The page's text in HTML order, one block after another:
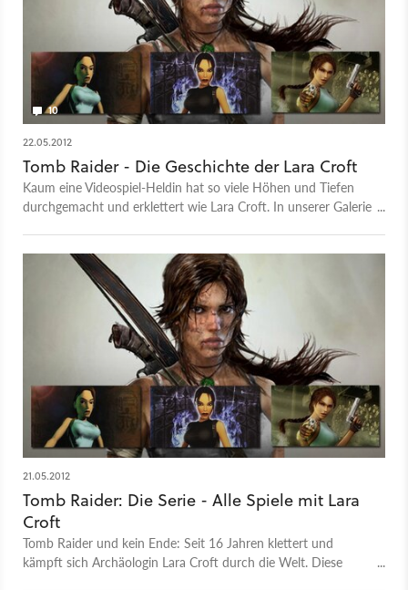
10
22.05.2012
Tomb Raider - Die Geschichte der Lara Croft
Kaum eine Videospiel-Heldin hat so viele Höhen und Tiefen
durchgemacht und erklettert wie Lara Croft. In unserer Galerie
21.05.2012
Tomb Raider: Die Serie - Alle Spiele mit Lara
Croft
Tomb Raider und kein Ende: Seit 16 Jahren klettert und
kämpft sich Archäologin Lara Croft durch die Welt. Diese